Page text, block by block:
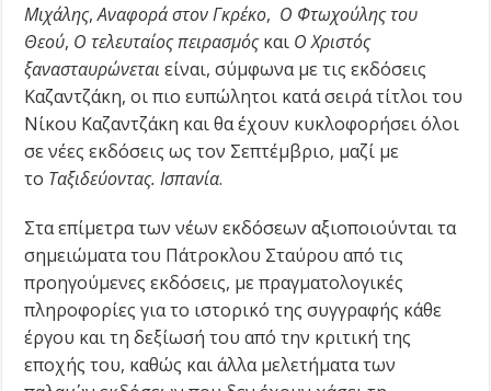
Μιχάλης,Αναφορά στον Γκρέκο, Ο Φτωχούλης του
Θεού, Ο τελευταίος πειρασμόςκαι Ο Χριστός
ξανασταυρώνεται είναι, σύμφωνα με τις εκδόσεις
Καζαντζάκη, οι πιο ευπώλητοι κατά σειρά τίτλοι του
Νίκου Καζαντζάκη και θα έχουν κυκλοφορήσει όλοι
σε νέες εκδόσεις ως τον Σεπτέμβριο, μαζί με
το Ταξιδεύοντας. Ισπανία.
Στα επίμετρα των νέων εκδόσεων αξιοποιούνται τα
σημειώματα του Πάτροκλου Σταύρου από τις
προηγούμενες εκδόσεις, με πραγματολογικές
πληροφορίες για το ιστορικό της συγγραφής κάθε
έργου και τη δεξίωσή του από την κριτική της
εποχής του, καθώς και άλλα μελετήματα των